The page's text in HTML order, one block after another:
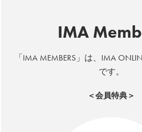
IMA
「IMA MEMBERS」は、IMA
です。
＜会員特典＞